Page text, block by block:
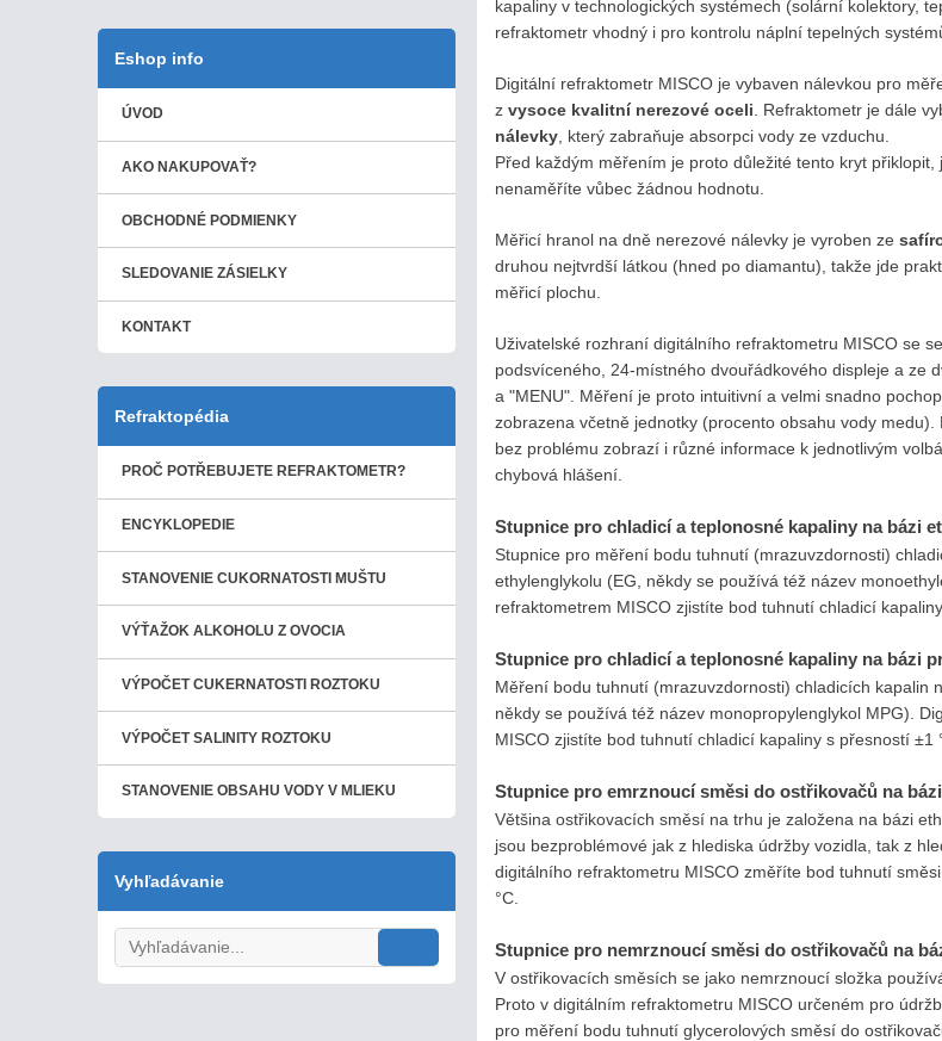
kapaliny v technologických systémech (solární kolektory,
refraktometr vhodný i pro kontrolu náplní tepelných
Digitální refraktometr MISCO je vybaven nálevkou pro
zvysoce kvalitní nerezové oceli . Refraktometr je dále
nálevky , ​​který zabraňuje absorpci vody ze vzduchu.
Před každým měřením je proto důležité tento kryt přiklopit,
nenaměříte vůbec žádnou hodnotu.
Měřicí hranol na dně nerezové nálevky je vyroben ze
druhou nejtvrdší látkou (hned po diamantu), takže jde
měřicí plochu.
Uživatelské rozhraní digitálního refraktometru MISCO se
podsvíceného, 24-místného dvouřádkového displeje a ze
a "MENU". Měření je proto intuitivní a velmi snadno
zobrazena včetně jednotky (procento obsahu vody medu).
bez problému zobrazí i různé informace k jednotlivým
chybová hlášení.
Stupnice pro chladicí a teplonosné kapaliny na bázi
Stupnice pro měření bodu tuhnutí (mrazuvzdornosti)
ethylenglykolu (EG, někdy se používá též název
refraktometrem MISCO zjistíte bod tuhnutí chladicí
Stupnice pro chladicí a teplonosné kapaliny na bázi
Měření bodu tuhnutí (mrazuvzdornosti) chladicích kapalin
někdy se používá též název monopropylenglykol MPG).
MISCO zjistíte bod tuhnutí chladicí kapaliny s přesností ±1
Stupnice pro emrznoucí směsi do ostřikovačů na
Většina ostřikovacích směsí na trhu je založena na bázi
jsou bezproblémové jak z hlediska údržby vozidla, tak z
digitálního refraktometru MISCO změříte bod tuhnutí
°C.
Stupnice pro nemrznoucí směsi do ostřikovačů na
V ostřikovacích směsích se jako nemrznoucí složka
Proto v digitálním refraktometru MISCO určeném pro
pro měření bodu tuhnutí glycerolových směsí do
Eshop info
ÚVOD
AKO NAKUPOVAŤ?
OBCHODNÉ PODMIENKY
SLEDOVANIE ZÁSIELKY
KONTAKT
Refraktopédia
PROČ POTŘEBUJETE REFRAKTOMETR?
ENCYKLOPEDIE
STANOVENIE CUKORNATOSTI MUŠTU
VÝŤAŽOK ALKOHOLU Z OVOCIA
VÝPOČET CUKERNATOSTI ROZTOKU
VÝPOČET SALINITY ROZTOKU
STANOVENIE OBSAHU VODY V MLIEKU
Vyhľadávanie